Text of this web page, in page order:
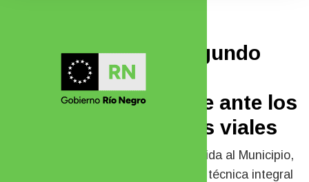
Vecinos de calle Segundo
Sombra piden una
intervención urgente ante los
reiterados siniestros viales
A través de una nota colectiva dirigida al Municipio,
vecinos reclamaron una inspección técnica integral